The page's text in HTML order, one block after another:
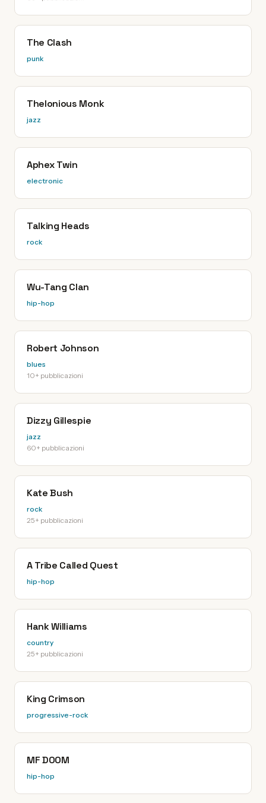
The Clash
punk
Thelonious Monk
jazz
Aphex Twin
electronic
Talking Heads
rock
Wu-Tang Clan
hip-hop
Robert Johnson
blues
10+ pubblicazioni
Dizzy Gillespie
jazz
60+ pubblicazioni
Kate Bush
rock
25+ pubblicazioni
A Tribe Called Quest
hip-hop
Hank Williams
country
25+ pubblicazioni
King Crimson
progressive-rock
MF DOOM
hip-hop